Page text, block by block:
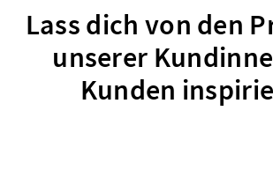
Lass dich von den
unserer
Kunden